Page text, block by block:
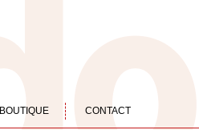
BOUTIQUE CONTACT